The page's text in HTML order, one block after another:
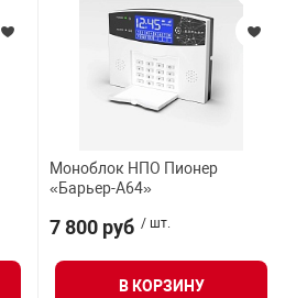
Моноблок НПО Пионер
«Барьер-А64»
7 800 руб / шт.
В КОРЗИНУ